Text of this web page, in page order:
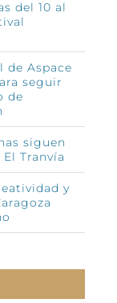
del 10 al
de Aspace
seguir
de
siguen
Tranvía
y